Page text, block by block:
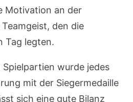
Motivation an der
den die
Tag legten.
wurde jedes
mit der Siegermedaille
sich eine gute Bilanz